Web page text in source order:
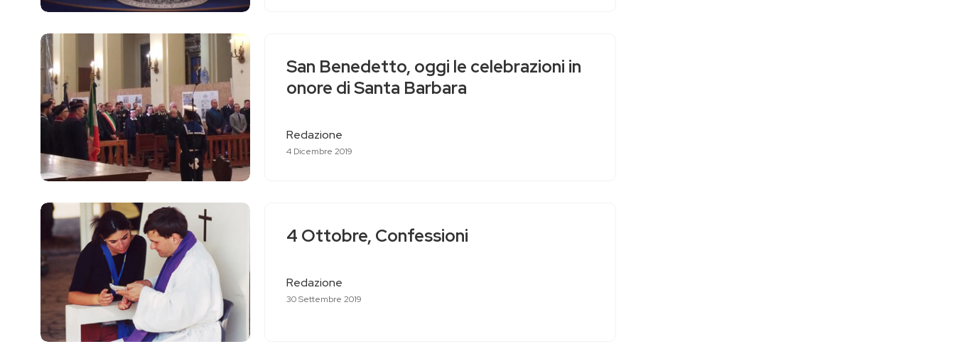
San Benedetto, oggi le celebrazioni in
onore di Santa Barbara
Redazione
4 Dicembre 2019
4 Ottobre, Confessioni
Redazione
30 Settembre 2019